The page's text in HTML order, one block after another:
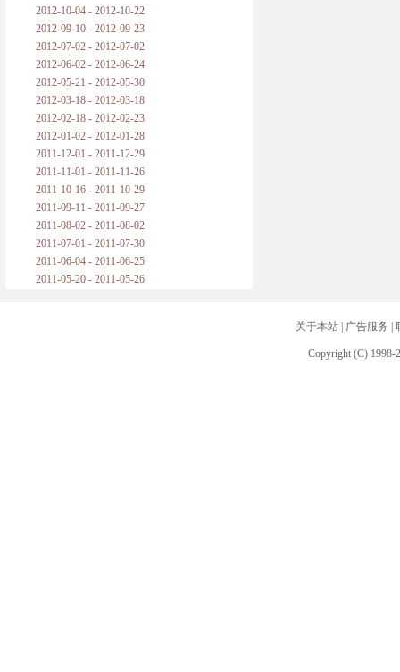
2012-10-04 - 2012-10-22
2012-09-10 - 2012-09-23
2012-07-02 - 2012-07-02
2012-06-02 - 2012-06-24
2012-05-21 - 2012-05-30
2012-03-18 - 2012-03-18
2012-02-18 - 2012-02-23
2012-01-02 - 2012-01-28
2011-12-01 - 2011-12-29
2011-11-01 - 2011-11-26
2011-10-16 - 2011-10-29
2011-09-11 - 2011-09-27
2011-08-02 - 2011-08-02
2011-07-01 - 2011-07-30
2011-06-04 - 2011-06-25
2011-05-20 - 2011-05-26
关于本站| 广告服务
Copyright (C) 1998-